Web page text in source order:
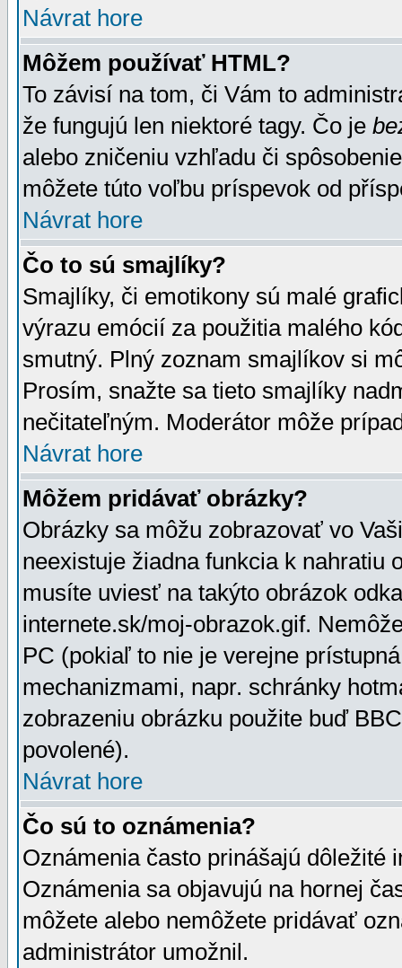
Návrat hore
Môžem používať HTML?
To závisí na tom, či Vám to
že fungujú len niektoré tagy. Čo je
alebo zničeniu vzhľadu či
môžete túto voľbu príspevok od
Návrat hore
Čo to sú smajlíky?
Smajlíky, či emotikony sú malé
výrazu emócií za použitia malého
smutný. Plný zoznam smajlíkov si
Prosím, snažte sa tieto smajlíky
nečitateľným. Moderátor môže
Návrat hore
Môžem pridávať obrázky?
Obrázky sa môžu zobrazovať vo
neexistuje žiadna funkcia k nahratiu
musíte uviesť na takýto obrázok
internete.sk/moj-obrazok.gif.
PC (pokiaľ to nie je verejne
mechanizmami, napr. schránky
zobrazeniu obrázku použite buď
povolené).
Návrat hore
Čo sú to oznámenia?
Oznámenia často prinášajú dôležité
Oznámenia sa objavujú na hornej
môžete alebo nemôžete pridávať
administrátor umožnil.